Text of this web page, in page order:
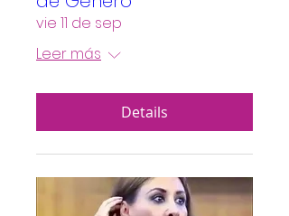
vie 11 de sep
Leer más
Details